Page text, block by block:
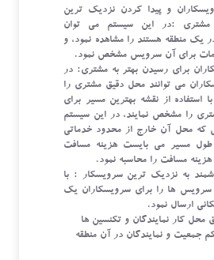
و پیدا کردن نزدیک ترین
:در این سیستم می توان
یک منطقه هستند را مشاهده نمود، و
برای آن سرویس مشخص نمود.
برای رسیدن بهتر به مشتری: در
می توانند محل دقیق مشتری را
استفاده از نقشه بهترین مسیر برای
را مشخص نمایند، در این سیستم
که محل آن خارج از محدود خدماتی
مسیر می بایست هزینه مسافت
مسافت را محاسبه نمود.
به نزدیک ترین سرویسکار : با
سرویس ها را برای سرویسکاران یک
ارسال نمود.
کار نمایندگان و تکنسین ها
جمعیت و نمایندگان در آن منطقه